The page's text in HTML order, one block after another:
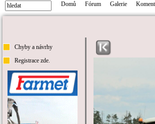
Domů Fórum Galerie
Chyby a návrhy
Registrace zde.